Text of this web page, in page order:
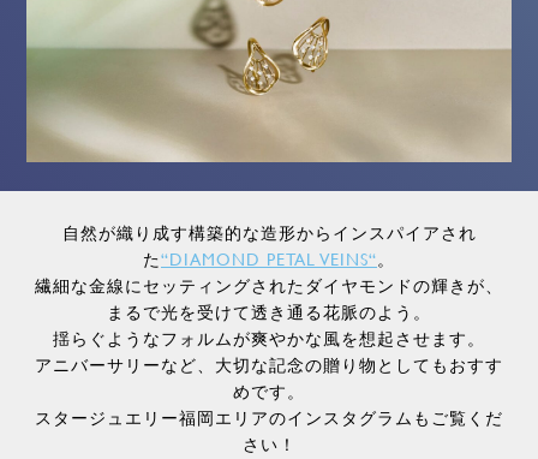
自然が織り成す構築的な造形からインスパイアされ
た“DIAMOND PETAL VEINS“。
繊細な金線にセッティングされたダイヤモンドの輝きが、
まるで光を受けて透き通る花脈のよう。
揺らぐようなフォルムが爽やかな風を想起させます。
アニバーサリーなど、大切な記念の贈り物としてもおすす
めです。
スタージュエリー福岡エリアのインスタグラムもご覧くだ
さい！